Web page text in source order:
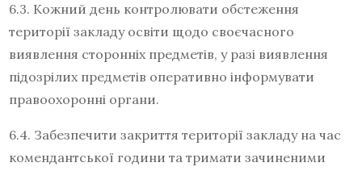
6.3. Кожний день контролювати обстеження
території закладу освіти щодо своєчасного
виявлення сторонніх предметів, у разі виявлення
підозрілих предметів оперативно інформувати
правоохоронні органи.
6.4. Забезпечити закриття території закладу на час
комендантської години та тримати зачиненими